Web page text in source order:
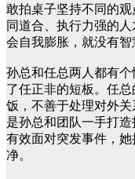
敢拍桌子坚持不同的
同道合、执行力强的
会自我膨胀，就没有智
孙总和任总两人都有
了任正非的短板。任
饭，不善于处理对外
是孙总和团队一手打
有效面对突发事件，
净。